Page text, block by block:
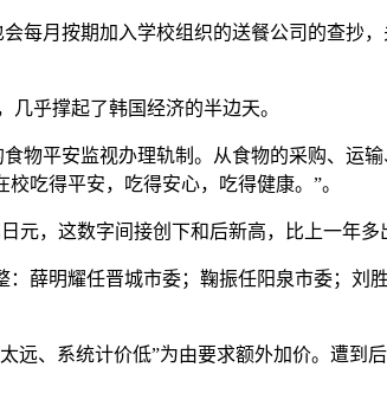
月按期加入学校组织的送餐公司的查抄，
乎撑起了韩国经济的半边天。
平安监视办理轨制。从食物的采购、运
吃得平安，吃得安心，吃得健康。”。
，这数字间接创下和后新高，比上一年多
明耀任晋城市委；鞠振任阳泉市委；刘
、系统计价低”为由要求额外加价。遭到